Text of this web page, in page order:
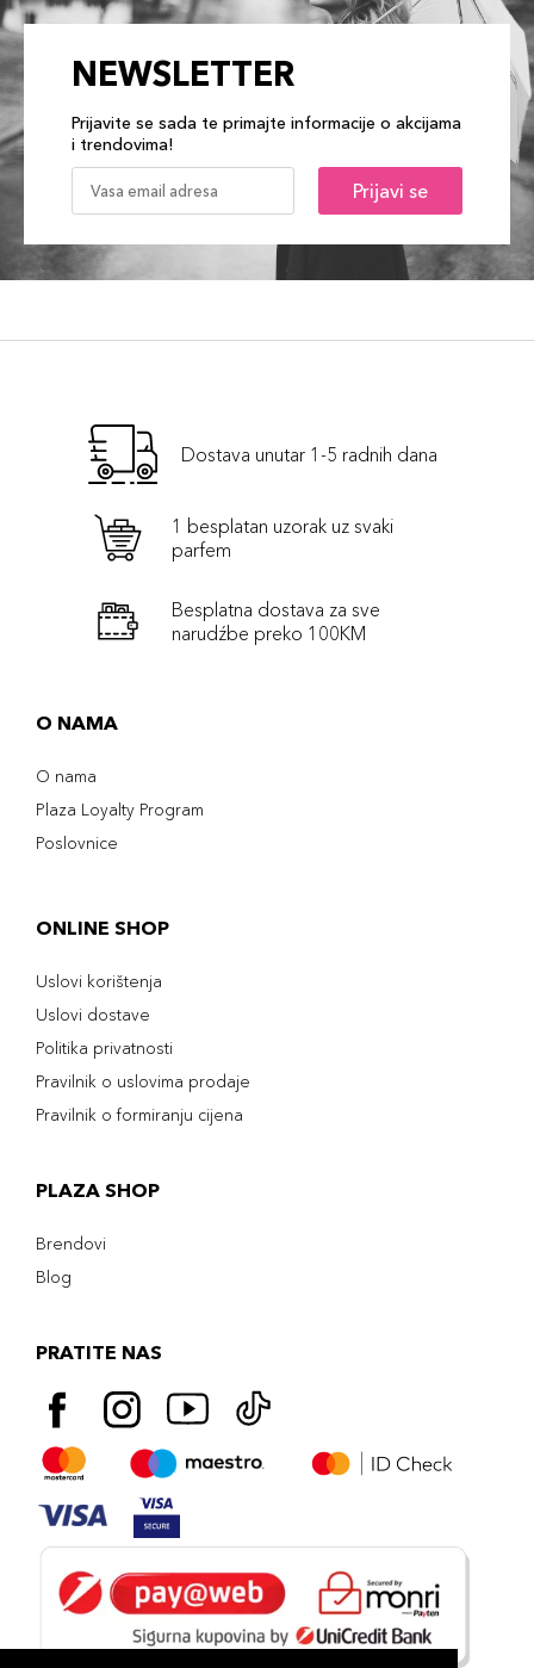
8017834881707
+5 PLAZA cvjetića
148 Granata
Šifra artikla
8017834881653
+5 PLAZA cvjetića
NEWSLETTER
Prijavite se sada te primajte informacije o akcijama
i trendovima!
Prijavi se
Dostava unutar 1-5 radnih dana
1 besplatan uzorak uz svaki
parfem
Besplatna dostava za sve
narudźbe preko 100KM
O NAMA
O nama
Plaza Loyalty Program
Poslovnice
ONLINE SHOP
Uslovi korištenja
Uslovi dostave
Politika privatnosti
Pravilnik o uslovima prodaje
Pravilnik o formiranju cijena
PLAZA SHOP
Brendovi
Blog
PRATITE NAS